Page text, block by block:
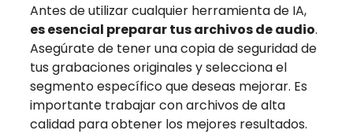
Antes de utilizar cualquier herramienta de IA,
es esencial preparar tus archivos de audio.
Asegúrate de tener una copia de seguridad de
tus grabaciones originales y selecciona el
segmento específico que deseas mejorar. Es
importante trabajar con archivos de alta
calidad para obtener los mejores resultados.